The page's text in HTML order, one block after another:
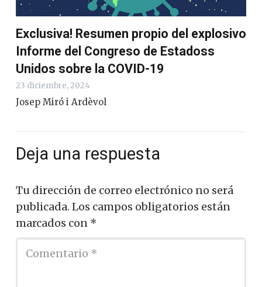
Exclusiva! Resumen propio del explosivo
Informe del Congreso de Estadoss
Unidos sobre la COVID-19
23 diciembre, 2024
Josep Miró i Ardèvol
Deja una respuesta
Tu dirección de correo electrónico no será
publicada. Los campos obligatorios están
marcados con *